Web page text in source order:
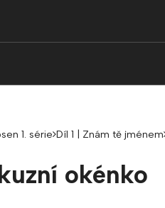
1. série Díl 1 | Znám tě jménem
okénko